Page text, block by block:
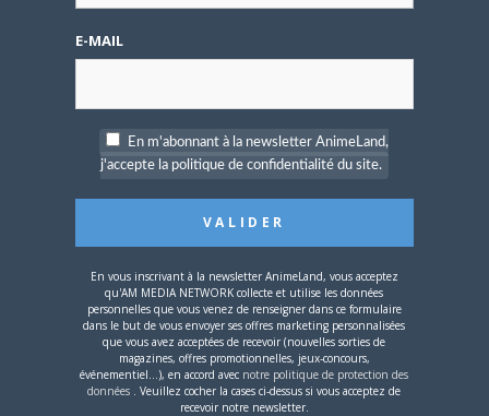
5 AOÛT 2026
L’AnimeLand Hors-Série
disponible !
4 AOÛT 2026
Une nouvelle série TV
Digimon en préparation
pour 2027
E-MAIL
En m'abonnant à la newsletter AnimeLand,
j'accepte la politique de confidentialité du site.
En vous inscrivant à la newsletter AnimeLand, vous acceptez
qu'AM MEDIA NETWORK collecte et utilise les données
personnelles que vous venez de renseigner dans ce formulaire
dans le but de vous envoyer ses offres marketing personnalisées
que vous avez acceptées de recevoir (nouvelles sorties de
magazines, offres promotionnelles, jeux-concours,
événementiel...), en accord avec notre politique de protection des
données . Veuillez cocher la cases ci-dessus si vous acceptez de
recevoir notre newsletter.